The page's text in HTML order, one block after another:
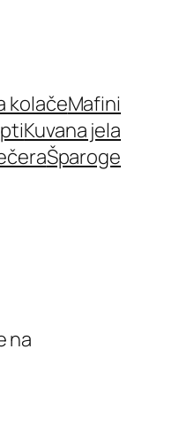
kolačeMafini
Kuvana jela
Šparoge
na